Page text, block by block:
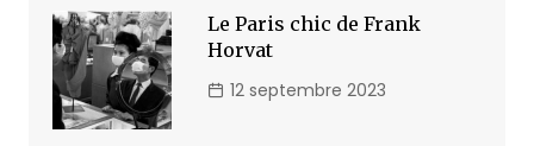
Le Paris chic de Frank
Horvat
12 septembre 2023